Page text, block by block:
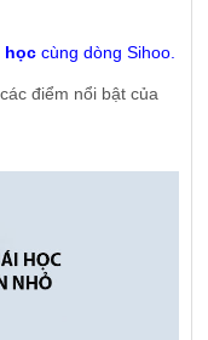
học cùng dòng Sihoo.
điểm nổi bật của